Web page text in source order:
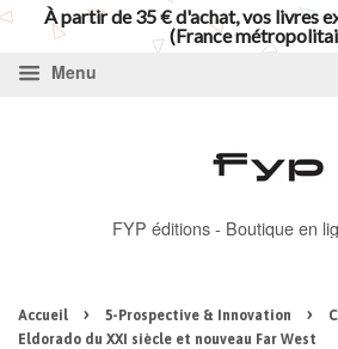
Menu
FYP éditions - Boutique en
Accueil › 5-Prospective & Innovation ›
Eldorado du XXI siècle et nouveau Far West
À partir de 35 € d'achat, vos livres
(France